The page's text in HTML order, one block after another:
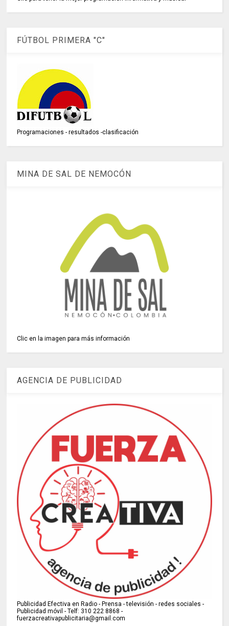
FÚTBOL PRIMERA "C"
Programaciones - resultados -clasificación
MINA DE SAL DE NEMOCÓN
Clic en la imagen para más información
AGENCIA DE PUBLICIDAD
Publicidad Efectiva en Radio - Prensa - televisión - redes sociales -
Publicidad móvil - Telf: 310 222 8868 -
fuerzacreativapublicitaria@gmail.com